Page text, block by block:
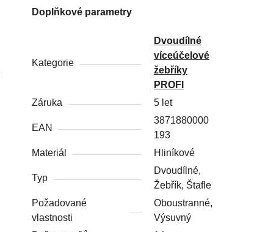
Doplňkové parametry
Kategorie
Dvoudílné
víceúčelové
žebříky
PROFI
Záruka
5 let
EAN
3871880000
193
Materiál
Hliníkové
Typ
Dvoudílné,
Žebřík, Štafle
Požadované
vlastnosti
Oboustranné,
Výsuvný